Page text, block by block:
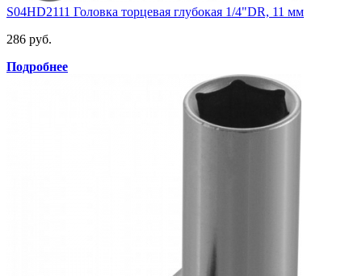
S04HD2111 Головка торцевая глубокая 1/4"DR, 11 мм
286 руб.
Подробнее